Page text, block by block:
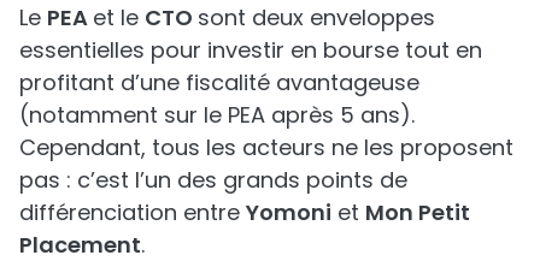
Le PEA et le CTO sont deux enveloppes
essentielles pour investir en bourse tout en
profitant d’une fiscalité avantageuse
(notamment sur le PEA après 5 ans).
Cependant, tous les acteurs ne les proposent
pas : c’est l’un des grands points de
différenciation entre Yomoni et Mon Petit
Placement.